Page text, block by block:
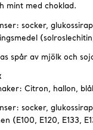
mint med choklad.
socker,
spår av mjölk och
Citron, hallon,
socker,
(E100, E120, E133,